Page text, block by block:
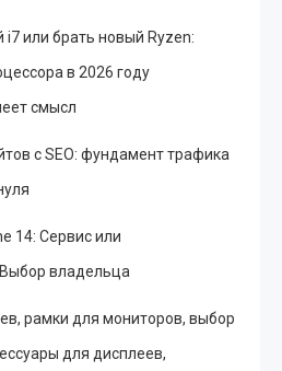
или брать новый Ryzen:
в 2026 году
смысл
с SEO: фундамент трафика
14: Сервис или
владельца
рамки для мониторов, выбор
для дисплеев,